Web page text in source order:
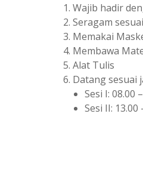
Wajib hadir
Seragam
Memakai
Membawa
Alat Tulis
Datang sesuai
Sesi I: 08.00
Sesi II: 13.00